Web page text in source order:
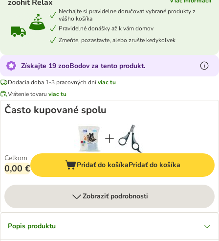
zoohit Relax
Nechajte si pravidelne doručovať vybrané produkty z
vášho košíka
Pravidelné donášky až k vám domov
Zmeňte, pozastavte, alebo zrušte kedykoľvek
Získajte 19 zooBodov za tento produkt.
Dodacia doba 1-3 pracovných dníviac tu
Vrátenie tovaru viac tu
Často kupované spolu
Celkom
0,00 € Pridať do košíkaPridať do košíka
Zobraziť podrobnosti
Popis produktu